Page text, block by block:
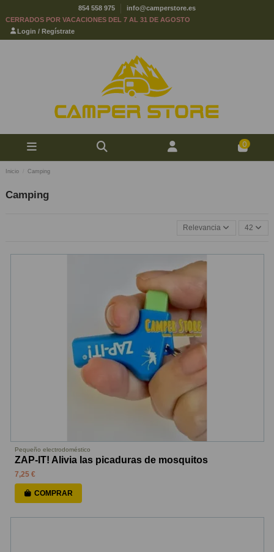
854 558 975
info@camperstore.es
CERRADOS POR VACACIONES DEL 7 AL 31 DE AGOSTO
Login / Regístrate
0
Inicio Camping
Camping
Relevancia 42
Pequeño electrodoméstico
ZAP-IT! Alivia las picaduras de mosquitos
7,25 €
COMPRAR